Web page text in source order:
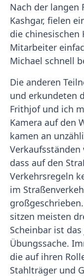
Nach der langen
Kashgar, fielen
die chinesischen
Mitarbeiter
Michael schnell
Die anderen
und erkundeten
Frithjof und ich
Kamera auf den
kamen an
dass auf den
Verkehrsregeln
im
sitzen meisten
Scheinbar ist
Übungssache.
die auf ihren
Stahlträger und